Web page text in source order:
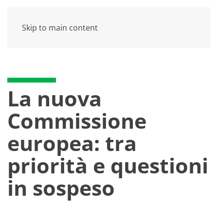
Skip to main content
La nuova
Commissione
europea: tra
priorità e questioni
in sospeso